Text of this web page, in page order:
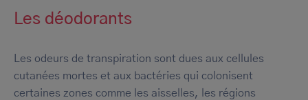
Les déodorants
Les odeurs de transpiration sont dues aux cellules
cutanées mortes et aux bactéries qui colonisent
certaines zones comme les aisselles, les régions